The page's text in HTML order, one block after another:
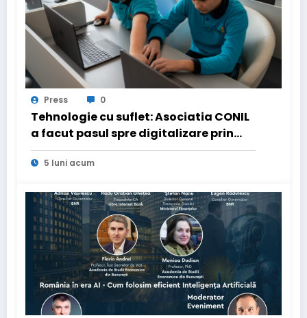
Press 0
Tehnologie cu suflet: Asociatia CONIL
a facut pasul spre digitalizare prin
PNRR pentru a fi mai aproape de copiii
cu nevoi speciale
5 luni acum